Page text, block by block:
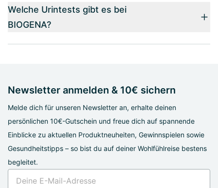
Welche Urintests gibt es bei
BIOGENA?
Newsletter anmelden & 10€ sichern
Melde dich für unseren Newsletter an, erhalte deinen
persönlichen 10€-Gutschein und freue dich auf spannende
Einblicke zu aktuellen Produktneuheiten, Gewinnspielen sowie
Gesundheitstipps – so bist du auf deiner Wohlfühlreise bestens
begleitet.